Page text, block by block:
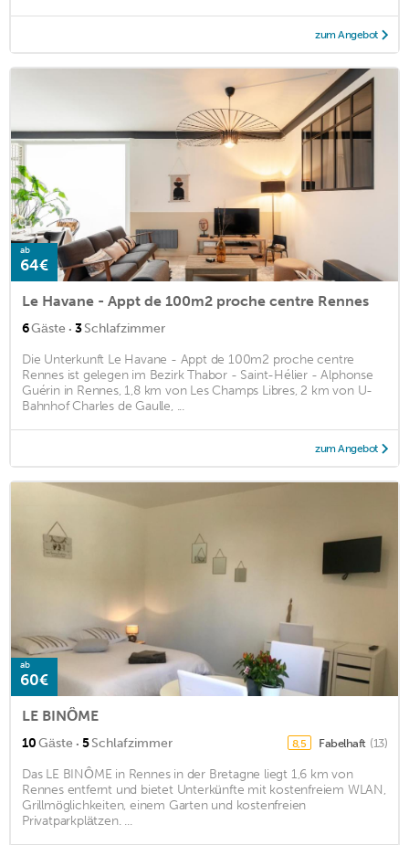
zum Angebot
ab
64€
Le Havane - Appt de 100m2 proche centre Rennes
6Gäste · 3Schlafzimmer
Die Unterkunft Le Havane - Appt de 100m2 proche centre
Rennes ist gelegen im Bezirk Thabor - Saint-Hélier - Alphonse
Guérin in Rennes, 1,8 km von Les Champs Libres, 2 km von U-
Bahnhof Charles de Gaulle, ...
zum Angebot
ab
60€
LE BINÔME
10Gäste · 5Schlafzimmer 8,5 Fabelhaft (13)
Das LE BINÔME in Rennes in der Bretagne liegt 1,6 km von
Rennes entfernt und bietet Unterkünfte mit kostenfreiem WLAN,
Grillmöglichkeiten, einem Garten und kostenfreien
Privatparkplätzen. ...